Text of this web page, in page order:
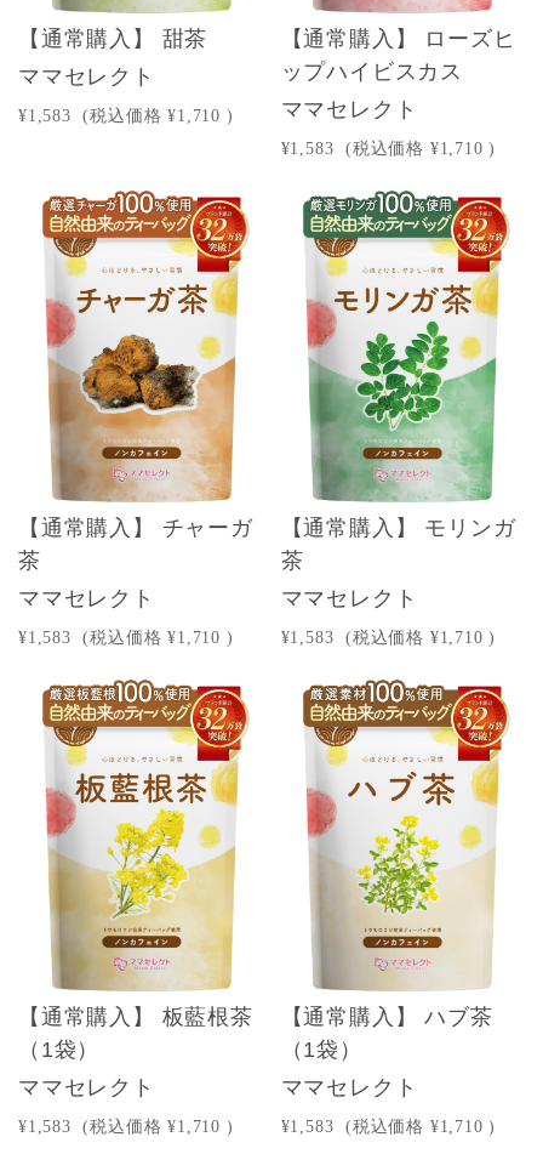
【通常購入】 甜茶
ママセレクト
¥1,583 (税込価格 ¥1,710 )
【通常購入】 ローズヒ
ップハイビスカス
ママセレクト
¥1,583 (税込価格 ¥1,710 )
【通常購入】 チャーガ
茶
ママセレクト
¥1,583 (税込価格 ¥1,710 )
【通常購入】 モリンガ
茶
ママセレクト
¥1,583 (税込価格 ¥1,710 )
【通常購入】 板藍根茶
（1袋）
ママセレクト
¥1,583 (税込価格 ¥1,710 )
【通常購入】 ハブ茶
（1袋）
ママセレクト
¥1,583 (税込価格 ¥1,710 )